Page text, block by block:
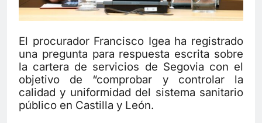
El procurador Francisco Igea ha registrado
una pregunta para respuesta escrita sobre
la cartera de servicios de Segovia con el
objetivo de “comprobar y controlar la
calidad y uniformidad del sistema sanitario
público en Castilla y León.